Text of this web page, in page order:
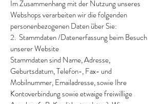
Im Zusammenhang mit der Nutzung unseres
Webshops verarbeiten wir die folgenden
personenbezogenen Daten über Sie:
2. Stammdaten /Datenerfassung beim Besuch
unserer Website
Stammdaten sind Name, Adresse,
Geburtsdatum, Telefon-, Fax- und
Mobilnummer, Emailadresse, sowie Ihre
Kontoverbindung sowie etwaige freiwillige